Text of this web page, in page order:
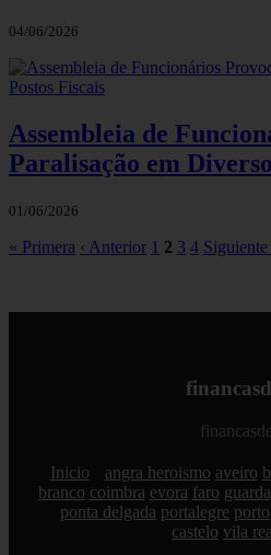
04/06/2026
Assembleia de
Paralisação em
01/06/2026
« Primera ‹ Anterior 1 2 3 4 Siguiente
Inicio angra heroismo aveiro
branco coimbra evora faro guarda
ponta delgada portalegre porto
castelo vila